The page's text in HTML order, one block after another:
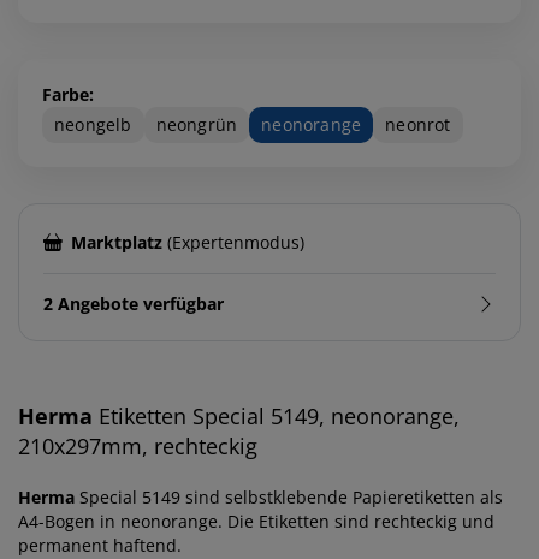
Farbe:
neongelb
neongrün neonorange neonrot
Marktplatz(Expertenmodus)
2 Angebote verfügbar
Herma Etiketten Special 5149, neonorange,
210x297mm, rechteckig
Herma Special 5149 sind selbstklebende Papieretiketten als
A4-Bogen in neonorange. Die Etiketten sind rechteckig und
permanent haftend.